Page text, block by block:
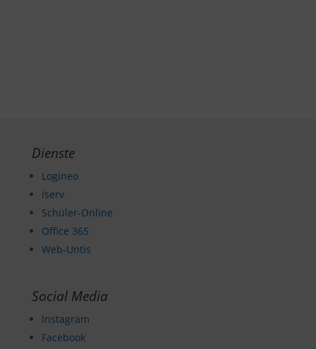
Dienste
Logineo
Iserv
Schüler-Online
Office 365
Web-Untis
Social Media
Instagram
Facebook